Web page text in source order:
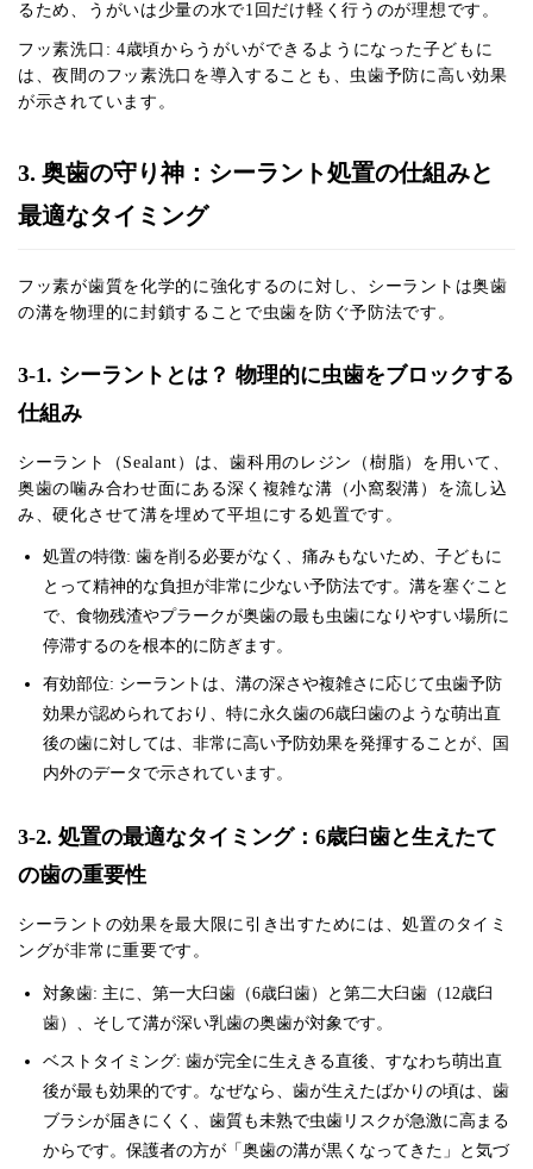
るため、うがいは少量の水で1回だけ軽く行うのが理想です。
フッ素洗口: 4歳頃からうがいができるようになった子どもに
は、夜間のフッ素洗口を導入することも、虫歯予防に高い効果
が示されています。
3. 奥歯の守り神：シーラント処置の仕組みと
最適なタイミング
フッ素が歯質を化学的に強化するのに対し、シーラントは奥歯
の溝を物理的に封鎖することで虫歯を防ぐ予防法です。
3-1. シーラントとは？ 物理的に虫歯をブロックする
仕組み
シーラント（Sealant）は、歯科用のレジン（樹脂）を用いて、
奥歯の噛み合わせ面にある深く複雑な溝（小窩裂溝）を流し込
み、硬化させて溝を埋めて平坦にする処置です。
処置の特徴: 歯を削る必要がなく、痛みもないため、子どもに
とって精神的な負担が非常に少ない予防法です。溝を塞ぐこと
で、食物残渣やプラークが奥歯の最も虫歯になりやすい場所に
停滞するのを根本的に防ぎます。
有効部位: シーラントは、溝の深さや複雑さに応じて虫歯予防
効果が認められており、特に永久歯の6歳臼歯のような萌出直
後の歯に対しては、非常に高い予防効果を発揮することが、国
内外のデータで示されています。
3-2. 処置の最適なタイミング：6歳臼歯と生えたて
の歯の重要性
シーラントの効果を最大限に引き出すためには、処置のタイミ
ングが非常に重要です。
対象歯: 主に、第一大臼歯（6歳臼歯）と第二大臼歯（12歳臼
歯）、そして溝が深い乳歯の奥歯が対象です。
ベストタイミング: 歯が完全に生えきる直後、すなわち萌出直
後が最も効果的です。なぜなら、歯が生えたばかりの頃は、歯
ブラシが届きにくく、歯質も未熟で虫歯リスクが急激に高まる
からです。保護者の方が「奥歯の溝が黒くなってきた」と気づ